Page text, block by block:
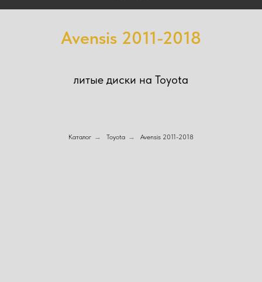
Avensis 2011-2018
литые диски на Toyota
Каталог → Toyota → Avensis 2011-2018